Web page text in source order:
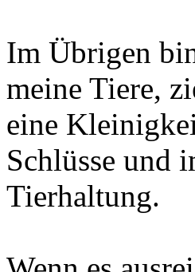
Im Übrigen
meine Tiere,
eine
Schlüsse und
Tierhaltung.